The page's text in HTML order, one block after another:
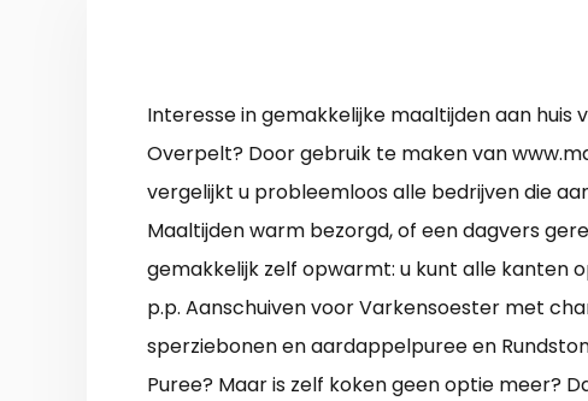
Interesse in gemakkelijke maaltijden aan huis
Overpelt? Door gebruik te maken van
vergelijkt u probleemloos alle bedrijven die
Maaltijden warm bezorgd, of een dagvers
gemakkelijk zelf opwarmt: u kunt alle kanten
p.p. Aanschuiven voor Varkensoester met
sperziebonen en aardappelpuree en
Puree? Maar is zelf koken geen optie meer?